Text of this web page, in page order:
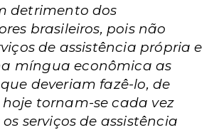
detrimento dos
brasileiros, pois não
de assistência própria e
míngua econômica as
deveriam fazê-lo, de
tornam-se cada vez
serviços de assistência